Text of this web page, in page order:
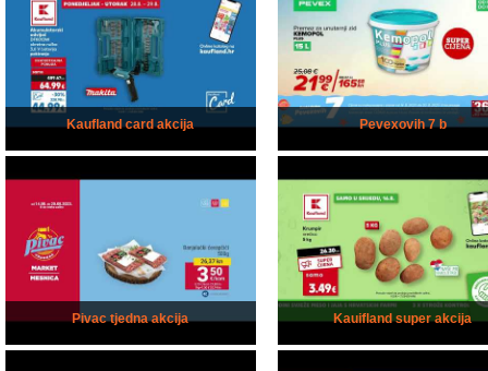
Kaufland card akcija Pevexovih 7 b
Pivac tjedna akcija Kauifland super akcija